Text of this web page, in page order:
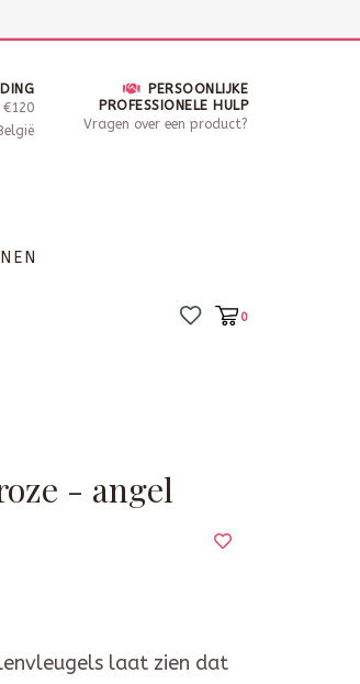
van 10 - 17u30
PERSOONLIJKE
PROFESSIONELE HULP
Vragen over een product?
0
- angel
laat zien dat